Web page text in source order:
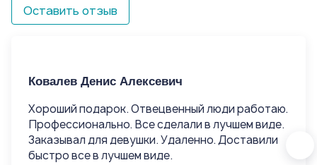
Оставить отзыв
Ковалев Денис Алексевич
Хороший подарок. Отвецвенный люди работаю.
Профессионально. Все сделали в лучшем виде.
Заказывал для девушки. Удаленно. Доставили
быстро все в лучшем виде.